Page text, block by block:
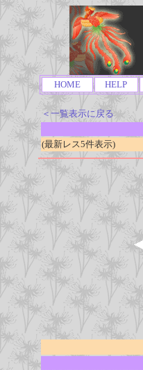
HOME HELP
＜一覧表示に戻る
(最新レス5件表示)